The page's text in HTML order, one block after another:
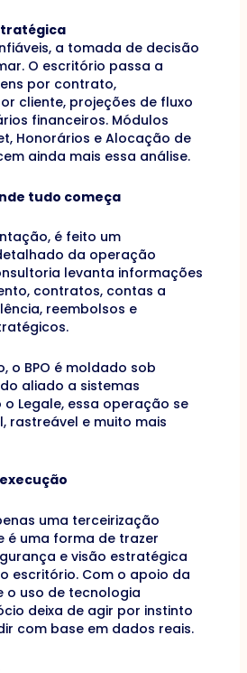
a tomada de decisão
O escritório passa a
por contrato,
cliente, projeções de fluxo
financeiros. Módulos
Honorários e Alocação de
ainda mais essa análise.
tudo começa
é feito um
da operação
levanta informações
contratos, contas a
reembolsos e
o BPO é moldado sob
aliado a sistemas
Legale, essa operação se
rastreável e muito mais
uma terceirização
é uma forma de trazer
e visão estratégica
escritório. Com o apoio da
o uso de tecnologia
deixa de agir por instinto
com base em dados reais.